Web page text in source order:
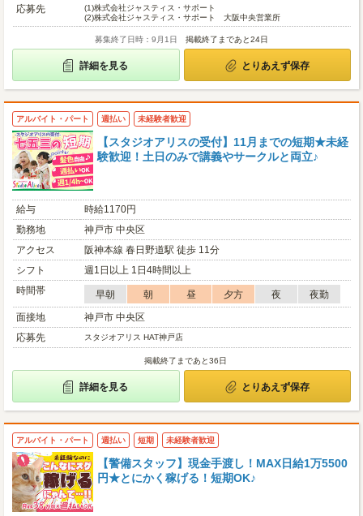
応募先
(1)株式会社ジャスティス・サポート
(2)株式会社ジャスティス・サポート 大阪中央営業所
募集終了日時：9月1日 掲載終了まであと24日
詳細を見る とりあえず保存
アルバイト・パート 週払い 未経験者歓迎
【スタジオアリスの受付】11月までの短期★未経
験歓迎！土日のみで講義やサークルと両立♪
給与
時給1170円
勤務地
神戸市 中央区
アクセス
阪神本線 春日野道駅 徒歩 11分
シフト
週1日以上 1日4時間以上
時間帯
早朝 朝 昼 夕方 夜
夜勤
面接地
神戸市 中央区
応募先
スタジオアリス HAT神戸店
掲載終了まであと36日
詳細を見る とりあえず保存
アルバイト・パート 週払い 短期 未経験者歓迎
【警備スタッフ】現金手渡し！MAX日給1万5500
円★とにかく稼げる！短期OK♪